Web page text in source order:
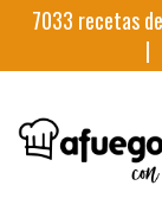
7033 recetas
|